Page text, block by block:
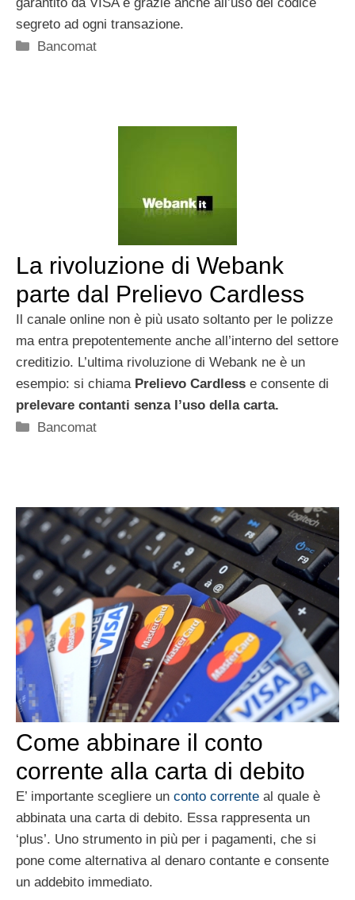
segreto ad ogni transazione.
Categorie
Bancomat
La rivoluzione di Webank
parte dal Prelievo Cardless
Il canale online non è più usato soltanto per le polizze
ma entra prepotentemente anche all’interno del settore
creditizio. L’ultima rivoluzione di Webank ne è un
esempio: si chiama Prelievo Cardless e consente di
prelevare contanti senza l’uso della carta.
Categorie
Bancomat
Come abbinare il conto
corrente alla carta di debito
E’ importante scegliere un conto corrente al quale è
abbinata una carta di debito. Essa rappresenta un
‘plus’. Uno strumento in più per i pagamenti, che si
pone come alternativa al denaro contante e consente
un addebito immediato.